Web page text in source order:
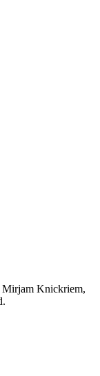
Mirjam Knickriem,